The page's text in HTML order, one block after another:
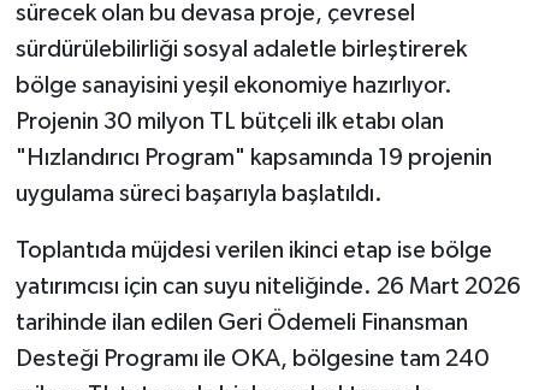
sürecek olan bu devasa proje, çevresel
sürdürülebilirliği sosyal adaletle birleştirerek
bölge sanayisini yeşil ekonomiye hazırlıyor.
Projenin 30 milyon TL bütçeli ilk etabı olan
"Hızlandırıcı Program" kapsamında 19 projenin
uygulama süreci başarıyla başlatıldı.
Toplantıda müjdesi verilen ikinci etap ise bölge
yatırımcısı için can suyu niteliğinde. 26 Mart 2026
tarihinde ilan edilen Geri Ödemeli Finansman
Desteği Programı ile OKA, bölgesine tam 240